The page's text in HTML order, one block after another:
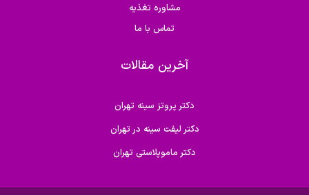
مشاوره تغذیه
تماس با ما
آخرین مقالات
دکتر پروتز سینه تهران
دکتر لیفت سینه در تهران
دکتر ماموپلاستی تهران